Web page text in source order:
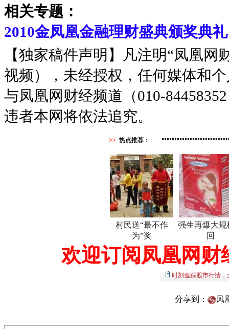
相关专题：
2010金凤凰金融理财盛典颁奖典礼
【独家稿件声明】凡注明“凤凰
视频），未经授权，任何媒体和
与凤凰网财经频道（010-
违者本网将依法追究。
>> 热点推荐：
村民送“最不作
为”奖
强生再爆大规
回
欢迎订阅凤凰网财
时刻追踪股市行情
分享到： 凤